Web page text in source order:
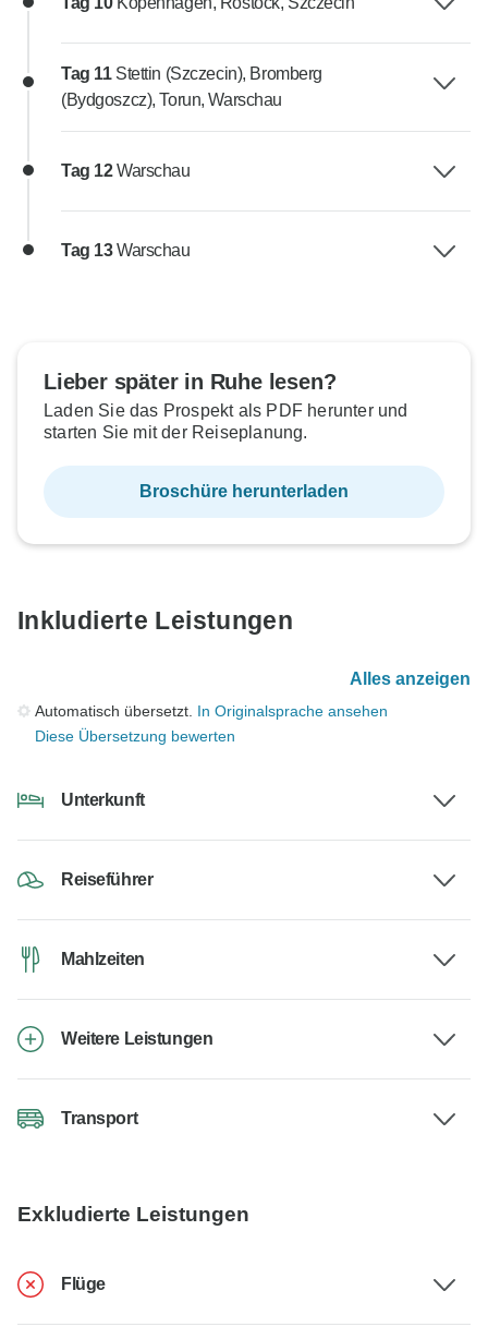
Tag 11 Stettin (Szczecin), Bromberg
(Bydgoszcz), Torun, Warschau
Tag 12Warschau
Tag 13Warschau
Lieber später in Ruhe lesen?
Laden Sie das Prospekt als PDF herunter und
starten Sie mit der Reiseplanung.
Broschüre herunterladen
Inkludierte Leistungen
Alles anzeigen
Automatisch übersetzt. In Originalsprache ansehen
Diese Übersetzung bewerten
Unterkunft
Reiseführer
Mahlzeiten
Weitere Leistungen
Transport
Exkludierte Leistungen
Flüge